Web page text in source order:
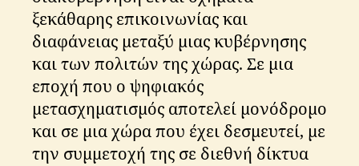
ξεκάθαρης επικοινωνίας και
διαφάνειας μεταξύ μιας κυβέρνησης
και των πολιτών της χώρας. Σε μια
εποχή που ο ψηφιακός
μετασχηματισμός αποτελεί μονόδρομο
και σε μια χώρα που έχει δεσμευτεί, με
την συμμετοχή της σε διεθνή δίκτυα